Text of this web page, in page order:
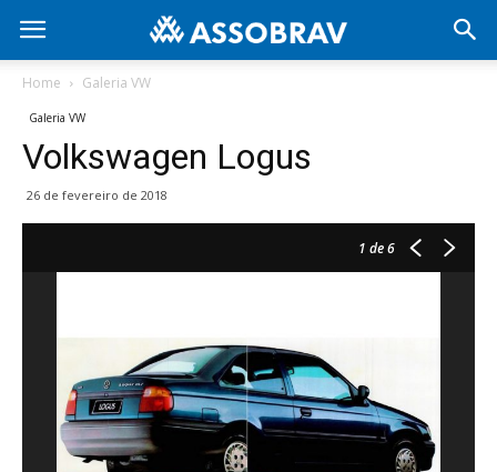
Home Galeria VW
Galeria VW
Volkswagen Logus
26 de fevereiro de 2018
1 de 6